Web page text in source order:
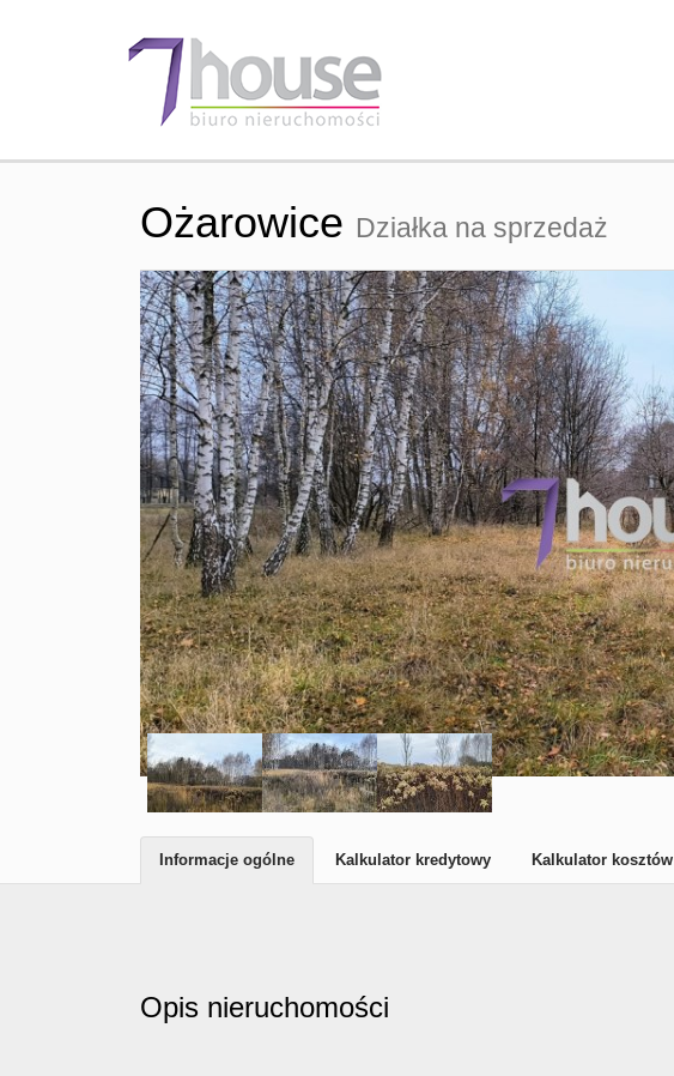
Ożarowice Działka na sprzedaż
Informacje ogólne Kalkulator kredytowy Kalkulator kosztów
Opis nieruchomości